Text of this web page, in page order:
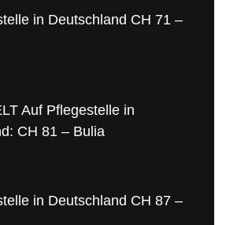
in Deutschland CH 71 –
Auf Pflegestelle in
CH 81 – Bulia
in Deutschland CH 87 –